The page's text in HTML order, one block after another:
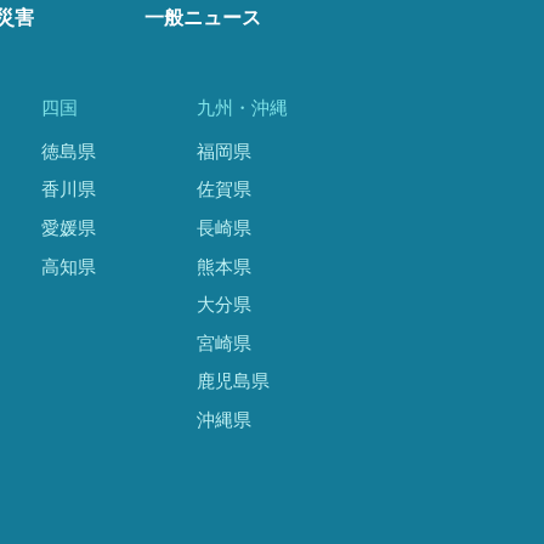
害 一般ニュース
四国
徳島県
香川県
愛媛県
高知県
九州・沖縄
福岡県
佐賀県
長崎県
熊本県
大分県
宮崎県
鹿児島県
沖縄県